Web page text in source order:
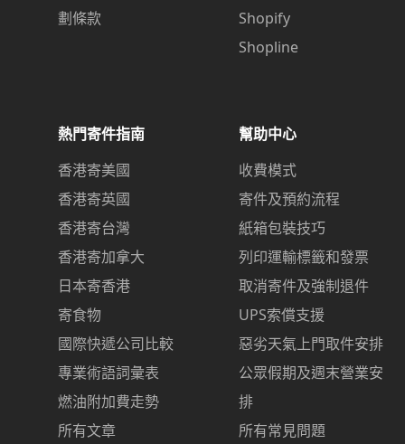
劃條款
Shopify
Shopline
熱門寄件指南
香港寄美國
香港寄英國
香港寄台灣
香港寄加拿大
日本寄香港
寄食物
國際快遞公司比較
專業術語詞彙表
燃油附加費走勢
所有文章
幫助中心
收費模式
寄件及預約流程
紙箱包裝技巧
列印運輸標籤和發票
取消寄件及強制退件
UPS索償支援
惡劣天氣上門取件安排
公眾假期及週末營業安
排
所有常見問題